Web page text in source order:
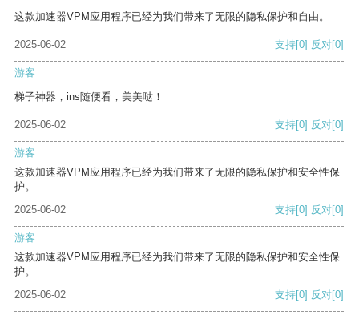
这款加速器VPM应用程序已经为我们带来了无限的隐私保护和自由。
2025-06-02 支持[0] 反对[0]
游客
梯子神器，ins随便看，美美哒！
2025-06-02 支持[0] 反对[0]
游客
这款加速器VPM应用程序已经为我们带来了无限的隐私保护和安全性保
护。
2025-06-02
支持[0] 反对[0]
游客
这款加速器VPM应用程序已经为我们带来了无限的隐私保护和安全性保
护。
2025-06-02
支持[0] 反对[0]